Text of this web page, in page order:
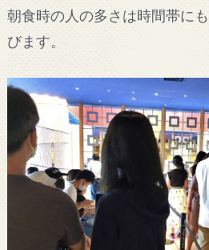
朝食時の人の多さは時間帯に
びます。